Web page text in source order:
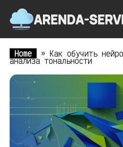
Home » Как обучить
анализа тональности